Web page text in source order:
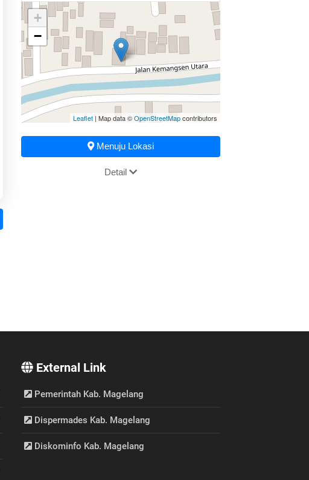
+
−
Leaflet | Map data ©OpenStreetMapcontributors
Menuju Lokasi
Detail
External Link
Pemerintah Kab. Magelang
Dispermades Kab. Magelang
Diskominfo Kab. Magelang